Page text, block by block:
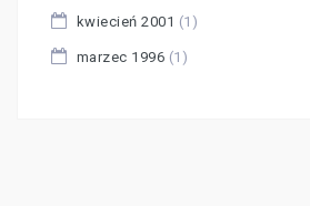
kwiecień 2001 (1)
marzec 1996 (1)